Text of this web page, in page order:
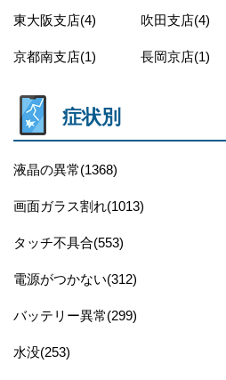
東大阪支店(4) 吹田支店(4)
京都南支店(1) 長岡京店(1)
症状別
液晶の異常(1368)
画面ガラス割れ(1013)
タッチ不具合(553)
電源がつかない(312)
バッテリー異常(299)
水没(253)